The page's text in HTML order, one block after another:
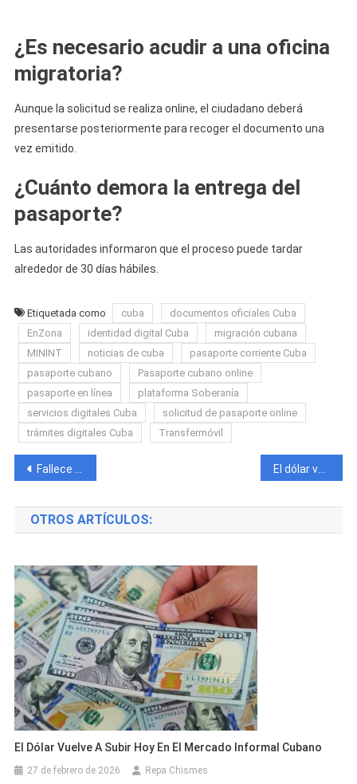
¿Es necesario acudir a una oficina
migratoria?
Aunque la solicitud se realiza online, el ciudadano deberá
presentarse posteriormente para recoger el documento una
vez emitido.
¿Cuánto demora la entrega del
pasaporte?
Las autoridades informaron que el proceso puede tardar
alrededor de 30 días hábiles.
Etiquetada como cuba
documentos oficiales Cuba
EnZona
identidad digital Cuba
migración cubana
MININT
noticias de cuba
pasaporte corriente Cuba
pasaporte cubano
Pasaporte cubano online
pasaporte en línea
plataforma Soberanía
servicios digitales Cuba
solicitud de pasaporte online
trámites digitales Cuba
Transfermóvil
Navegación
de
entradas
Fallece el joven reguetonero cubano conocido como «El Dizzy» tras accidente de tránsito en Miami
OTROS ARTÍCULOS:
El Dólar Vuelve A Subir Hoy En El Mercado Informal Cubano
27 de febrero de 2026 Repa Chismes